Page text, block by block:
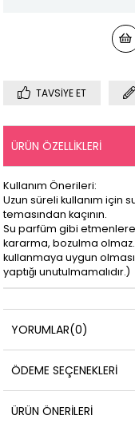
TAVSIYE ET
ÜRÜN ÖZELLIKLERI
Kullanım Önerileri:
Uzun süreli kullanım için
temasından kaçının.
Su parfüm gibi
kararma, bozulma
kullanmaya uygun
yaptığı unutulmamalıdır.)
YORUMLAR(0)
ÖDEME SEÇENEKLERI
ÜRÜN ÖNERILERI